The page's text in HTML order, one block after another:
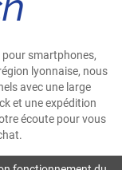
pour smartphones,
lyonnaise, nous
avec une large
et une expédition
écoute pour vous